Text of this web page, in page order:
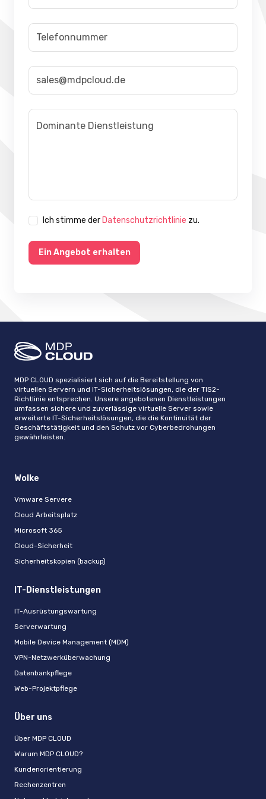
Ich stimme der Datenschutzrichtlinie zu.
Ein Angebot erhalten
MDP CLOUD spezialisiert sich auf die Bereitstellung von
virtuellen Servern und IT-Sicherheitslösungen, die der TIS2-
Richtlinie entsprechen. Unsere angebotenen Dienstleistungen
umfassen sichere und zuverlässige virtuelle Server sowie
erweiterte IT-Sicherheitslösungen, die die Kontinuität der
Geschäftstätigkeit und den Schutz vor Cyberbedrohungen
gewährleisten.
Wolke
Vmware Servere
Cloud Arbeitsplatz
Microsoft 365
Cloud-Sicherheit
Sicherheitskopien (backup)
IT-Dienstleistungen
IT-Ausrüstungswartung
Serverwartung
Mobile Device Management (MDM)
VPN-Netzwerküberwachung
Datenbankpflege
Web-Projektpflege
Über uns
Über MDP CLOUD
Warum MDP CLOUD?
Kundenorientierung
Rechenzentren